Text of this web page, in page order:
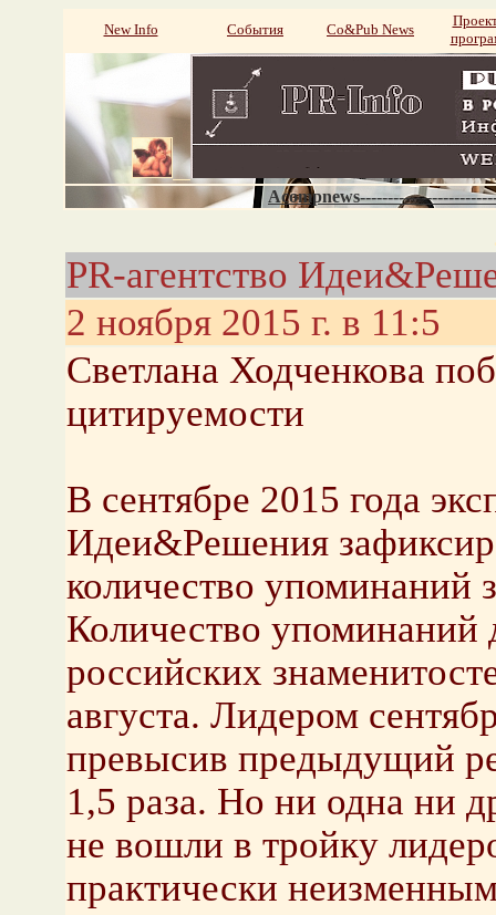
New Info События Со&Pub News
PR-агентство
2 ноября 2015 г. в 11:5
Светлана Ходченкова
цитируемости
В сентябре 2015 года
Идеи&Решения
количество упоминаний
Количество упоминаний
российских
августа. Лидером
превысив предыдущий
1,5 раза. Но ни одна ни
не вошли в тройку
практически